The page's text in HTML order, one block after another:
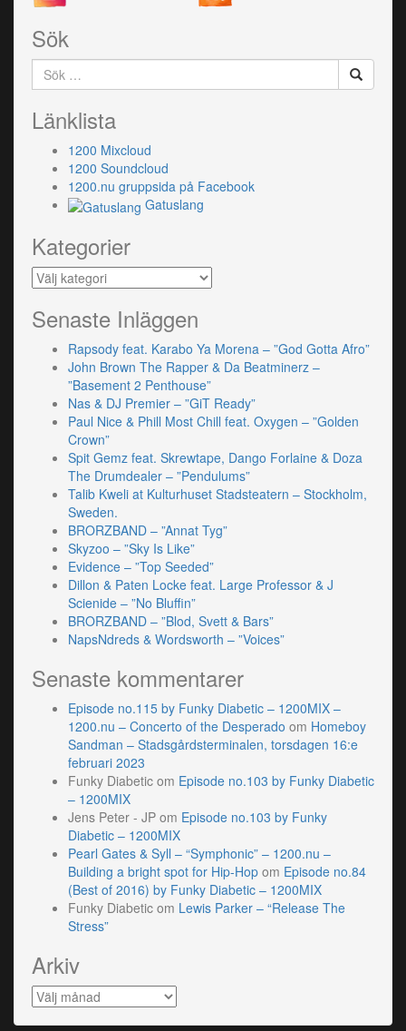
Sök
Sök
efter:
Länklista
1200 Mixcloud
1200 Soundcloud
1200.nu gruppsida på Facebook
Gatuslang
Kategorier
Kategorier
Senaste Inläggen
Rapsody feat. Karabo Ya Morena – ”God Gotta Afro”
John Brown The Rapper & Da Beatminerz –
”Basement 2 Penthouse”
Nas & DJ Premier – ”GiT Ready”
Paul Nice & Phill Most Chill feat. Oxygen – ”Golden
Crown”
Spit Gemz feat. Skrewtape, Dango Forlaine & Doza
The Drumdealer – ”Pendulums”
Talib Kweli at Kulturhuset Stadsteatern – Stockholm,
Sweden.
BRORZBAND – ”Annat Tyg”
Skyzoo – ”Sky Is Like”
Evidence – ”Top Seeded”
Dillon & Paten Locke feat. Large Professor & J
Scienide – ”No Bluffin”
BRORZBAND – ”Blod, Svett & Bars”
NapsNdreds & Wordsworth – ”Voices”
Senaste kommentarer
Episode no.115 by Funky Diabetic – 1200MIX –
1200.nu – Concerto of the Desperado om Homeboy
Sandman – Stadsgårdsterminalen, torsdagen 16:e
februari 2023
Funky Diabetic om Episode no.103 by Funky Diabetic
– 1200MIX
Jens Peter - JP om Episode no.103 by Funky
Diabetic – 1200MIX
Pearl Gates & Syll – “Symphonic” – 1200.nu –
Building a bright spot for Hip-Hop om Episode no.84
(Best of 2016) by Funky Diabetic – 1200MIX
Funky Diabetic om Lewis Parker – “Release The
Stress”
Arkiv
Arkiv